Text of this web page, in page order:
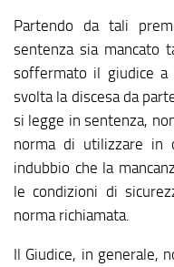
Partendo da tali
sentenza sia mancato
soffermato il giudice
svolta la discesa da
si legge in sentenza,
norma di utilizzare
indubbio che la
le condizioni di
norma richiamata.
Il Giudice, in generale,